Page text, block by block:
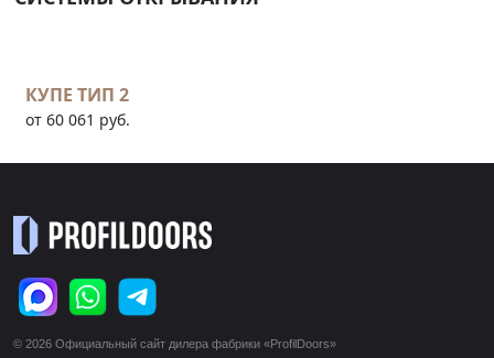
КУПЕ ТИП 2
от 60 061 руб.
© 2026 Официальный сайт дилера фабрики «ProfilDoors»